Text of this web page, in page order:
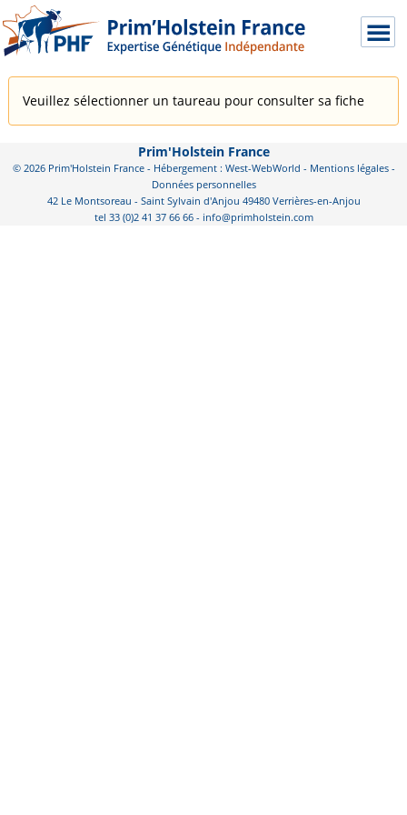
Veuillez sélectionner un taureau pour consulter sa fiche
Prim'Holstein France
© 2026 Prim'Holstein France - Hébergement : West-WebWorld - Mentions légales-
Données personnelles
42 Le Montsoreau - Saint Sylvain d'Anjou 49480 Verrières-en-Anjou
tel 33 (0)2 41 37 66 66 - info@primholstein.com